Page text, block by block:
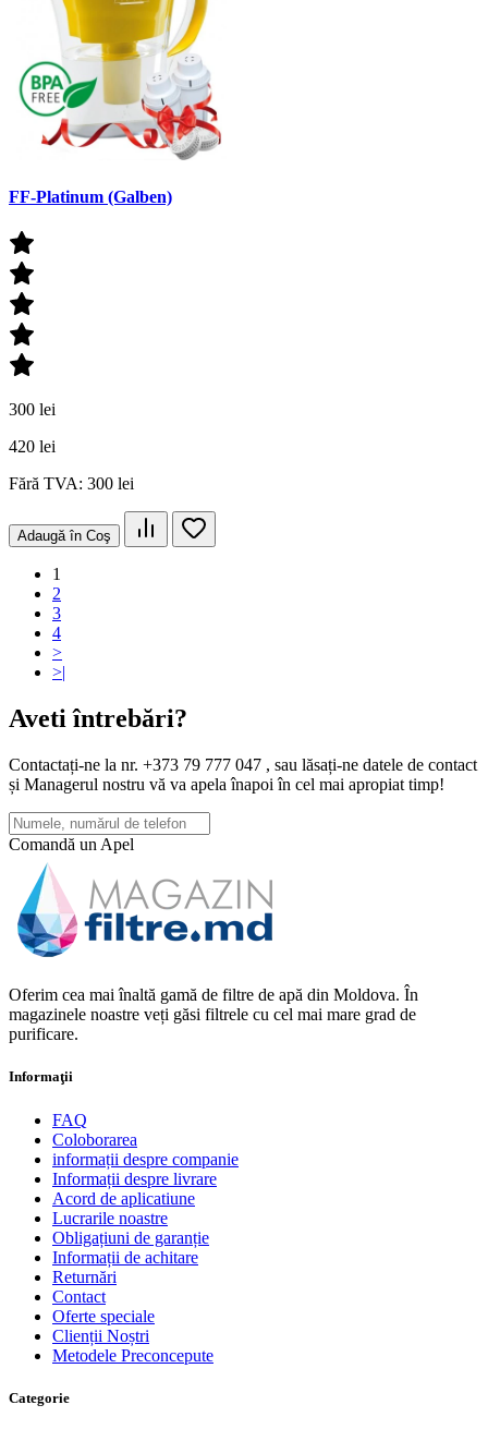
FF-Platinum (Galben)
300 lei
420 lei
Fără TVA: 300 lei
Adaugă în Coş
1
2
3
4
>
>|
Aveti întrebări?
Contactați-ne la nr. +373 79 777 047 , sau lăsați-ne datele de contact
și Managerul nostru vă va apela înapoi în cel mai apropiat timp!
Comandă un Apel
Oferim cea mai înaltă gamă de filtre de apă din Moldova. În
magazinele noastre veți găsi filtrele cu cel mai mare grad de
purificare.
Informaţii
FAQ
Coloborarea
informații despre companie
Informații despre livrare
Acord de aplicatiune
Lucrarile noastre
Obligațiuni de garanție
Informații de achitare
Returnări
Contact
Oferte speciale
Clienții Noștri
Metodele Preconcepute
Сategorie